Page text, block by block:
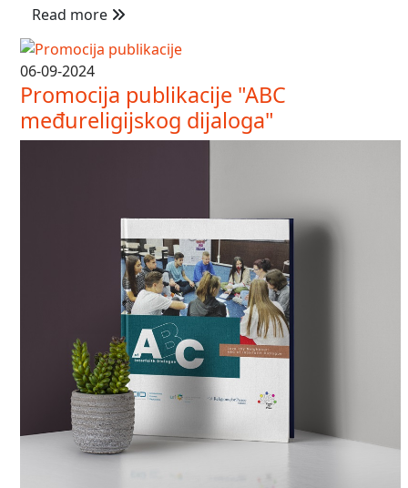
Read more
06-09-2024
Promocija publikacije "ABC
međureligijskog dijaloga"